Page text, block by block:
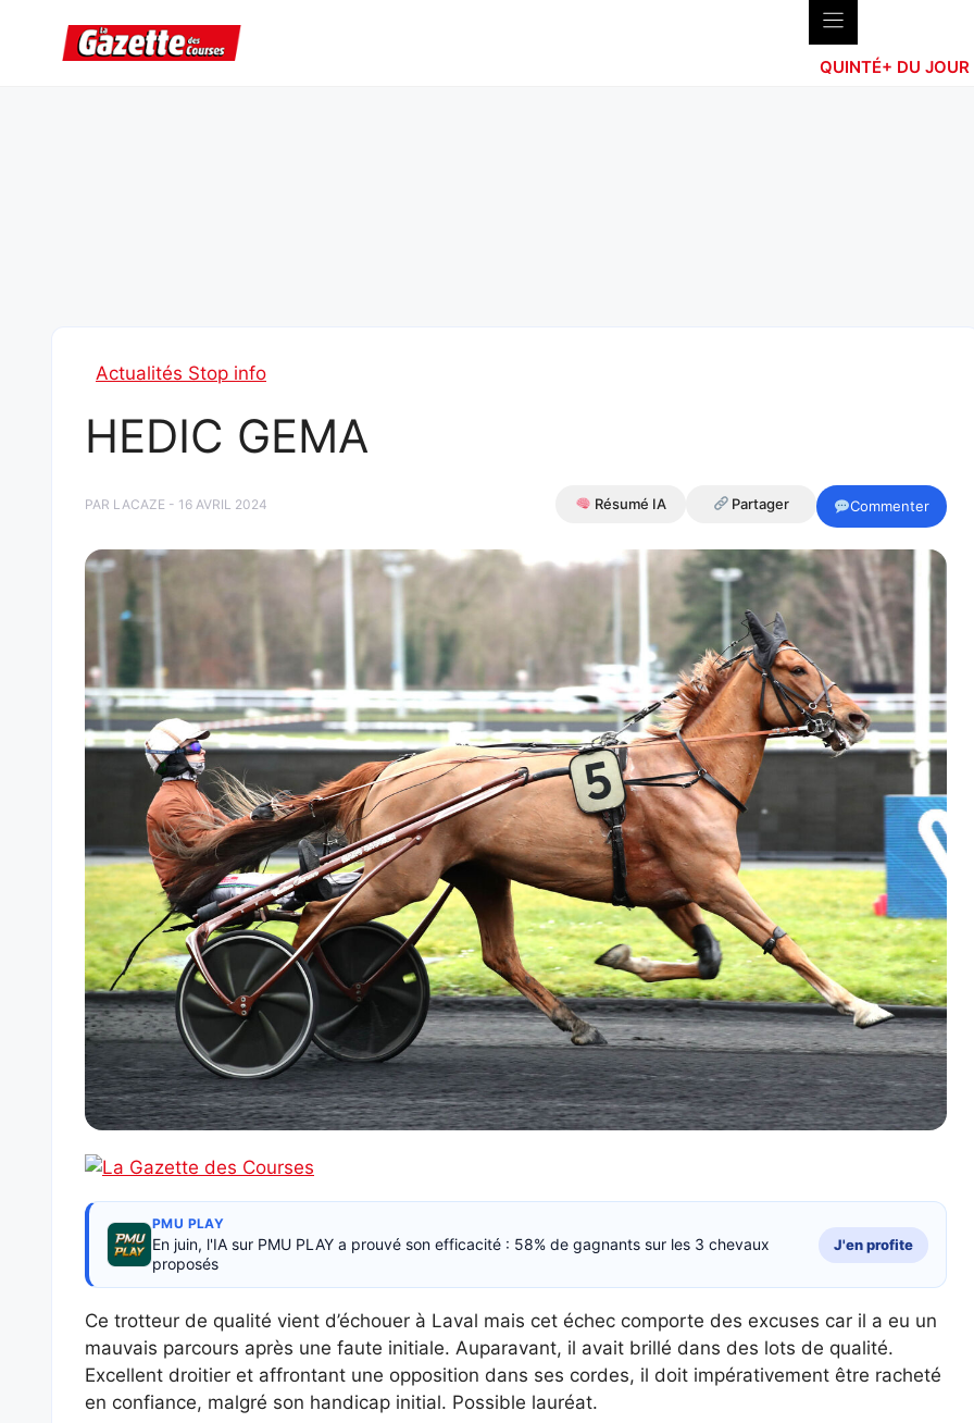
contenu
QUINTÉ+ DU JOUR
Actualités Stop info
HEDIC GEMA
PAR LACAZE - 16 AVRIL 2024 Résumé IA Partager Commenter
PMU PLAY
En juin, l'IA sur PMU PLAY a prouvé son efficacité : 58% de gagnants sur les 3 chevaux
proposés
J'en profite
Ce trotteur de qualité vient d’échouer à Laval mais cet échec comporte des excuses car il a eu un
mauvais parcours après une faute initiale. Auparavant, il avait brillé dans des lots de qualité.
Excellent droitier et affrontant une opposition dans ses cordes, il doit impérativement être racheté
en confiance, malgré son handicap initial. Possible lauréat.